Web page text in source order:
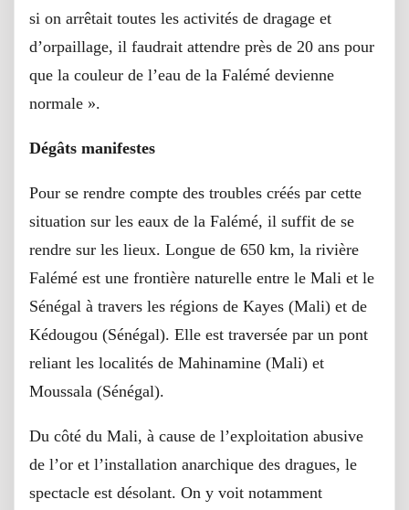
si on arrêtait toutes les activités de dragage et
d’orpaillage, il faudrait attendre près de 20 ans pour
que la couleur de l’eau de la Falémé devienne
normale ».
Dégâts manifestes
Pour se rendre compte des troubles créés par cette
situation sur les eaux de la Falémé, il suffit de se
rendre sur les lieux. Longue de 650 km, la rivière
Falémé est une frontière naturelle entre le Mali et le
Sénégal à travers les régions de Kayes (Mali) et de
Kédougou (Sénégal). Elle est traversée par un pont
reliant les localités de Mahinamine (Mali) et
Moussala (Sénégal).
Du côté du Mali, à cause de l’exploitation abusive
de l’or et l’installation anarchique des dragues, le
spectacle est désolant. On y voit notamment